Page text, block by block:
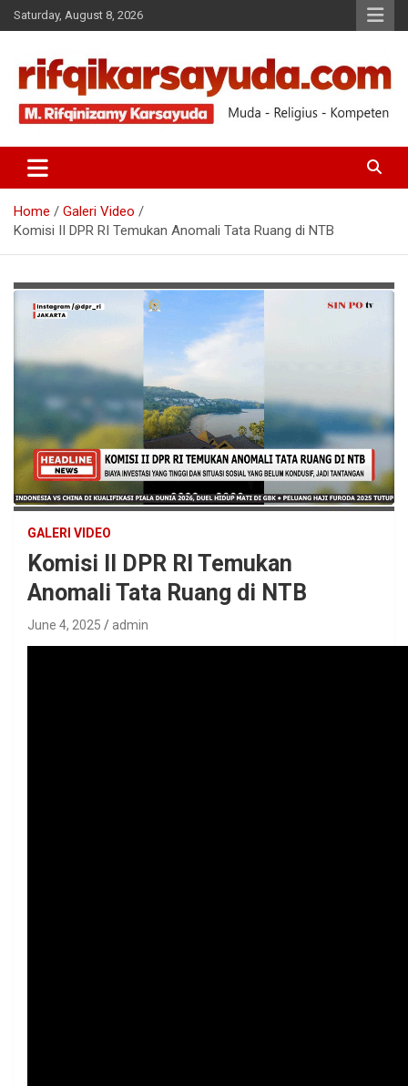
Saturday, August 8, 2026
RIFQI KARSAYUDA
Home
Galeri Video
Komisi II DPR RI Temukan Anomali Tata Ruang di NTB
GALERI VIDEO
Komisi II DPR RI Temukan
Anomali Tata Ruang di NTB
June 4, 2025 admin